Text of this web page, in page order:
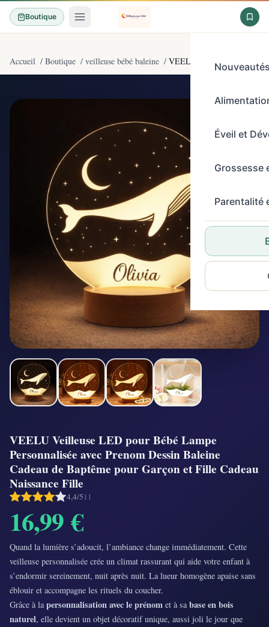
Boutique
Éveil et
Grossesse
Parentalité
Accueil / Boutique / veilleuse bébé baleine / VEELU Veilleuse LED pour
VEELU Veilleuse LED pour Bébé Lampe
Personnalisée avec Prenom Dessin Baleine
Cadeau de Baptême pour Garçon et Fille Cadeau
Naissance Fille
4,4/511
16,99 €
Quand la lumière s’adoucit, l’ambiance change immédiatement. Cette
veilleuse personnalisée crée un climat rassurant qui aide votre enfant à
s’endormir sereinement, nuit après nuit. La lueur homogène apaise sans
éblouir et accompagne les rituels du coucher.
Grâce à lapersonnalisation avec le prénom et à sabase en bois
naturel, elle devient un objet décoratif unique, aussi joli le jour que